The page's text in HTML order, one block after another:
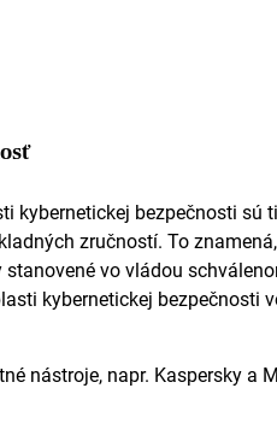
kybernetickej bezpečnosti sú
zručností. To
vo vládou
kybernetickej bezpečnosti
nástroje, napr. Kaspersky a